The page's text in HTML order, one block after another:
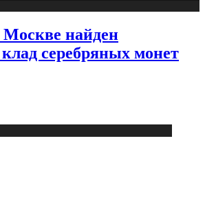
найден
серебряных монет